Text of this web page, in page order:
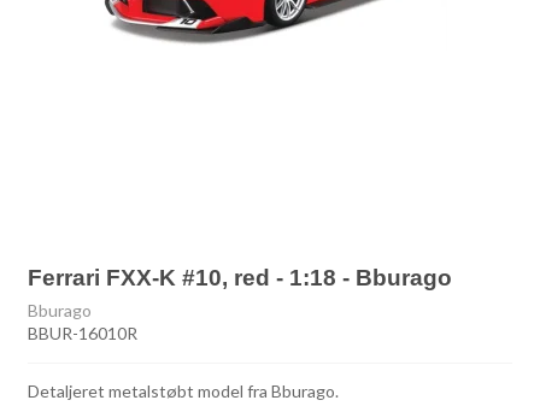
Ferrari FXX-K #10, red - 1:18 - Bburago
Bburago
BBUR-16010R
Detaljeret metalstøbt model fra Bburago.